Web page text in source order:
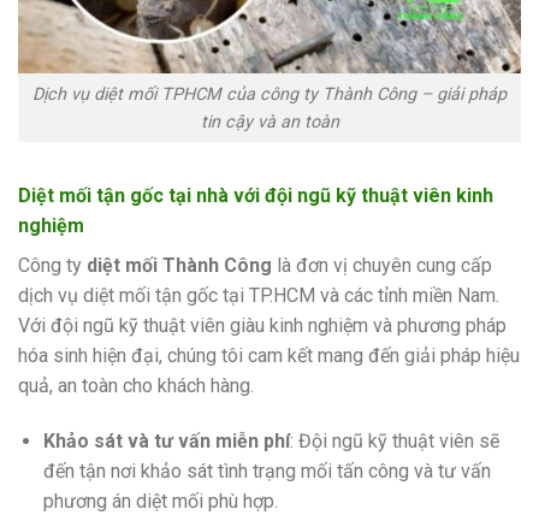
Dịch vụ diệt mối TPHCM của công ty Thành Công – giải pháp
tin cậy và an toàn
Diệt mối tận gốc tại nhà với đội ngũ kỹ thuật viên kinh
nghiệm
Công ty diệt mối Thành Công là đơn vị chuyên cung cấp
dịch vụ diệt mối tận gốc tại TP.HCM và các tỉnh miền Nam.
Với đội ngũ kỹ thuật viên giàu kinh nghiệm và phương pháp
hóa sinh hiện đại, chúng tôi cam kết mang đến giải pháp hiệu
quả, an toàn cho khách hàng.
Khảo sát và tư vấn miễn phí: Đội ngũ kỹ thuật viên sẽ
đến tận nơi khảo sát tình trạng mối tấn công và tư vấn
phương án diệt mối phù hợp.